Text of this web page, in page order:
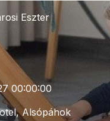
Eszter
00:00:00
Alsópáhok